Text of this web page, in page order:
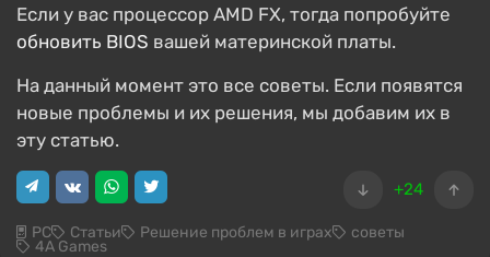
Если у вас процессор AMD FX, тогда попробуйте
обновить BIOS вашей материнской платы.
На данный момент это все советы. Если появятся
новые проблемы и их решения, мы добавим их в
эту статью.
+24
PC Статьи Решение проблем в играх советы
4A Games